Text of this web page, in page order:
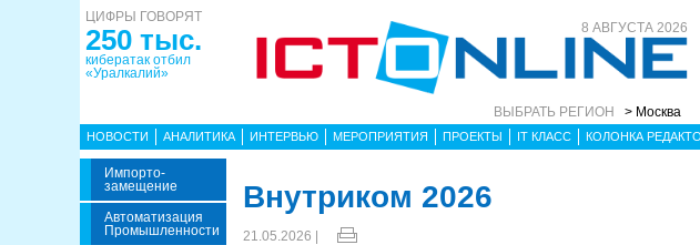
ЦИФРЫ ГОВОРЯТ
250 тыс.
кибератак отбил
«Уралкалий»
8 АВГУСТА 2026
ВЫБРАТЬ РЕГИОН > Москва
НОВОСТИ АНАЛИТИКА ИНТЕРВЬЮ МЕРОПРИЯТИЯ ПРОЕКТЫ IT КЛАСС КОЛОНКА
Импорто­
Замещение
Автоматизация
Промышленности
Внутриком 2026
21.05.2026 |